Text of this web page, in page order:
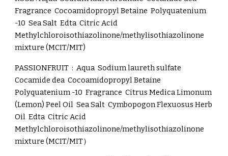
Fragrance Cocoamidopropyl Betaine Polyquatenium
-10 Sea Salt Edta Citric Acid
Methylchloroisothiazolinone/methylisothiazolinone
mixture (MCIT/MIT)
PASSIONFRUIT :Aqua Sodium laureth sulfate
Cocamide dea Cocoamidopropyl Betaine
Polyquatenium -10 Fragrance Citrus Medica Limonum
(Lemon) Peel Oil Sea Salt Cymbopogon Flexuosus Herb
Oil Edta Citric Acid
Methylchloroisothiazolinone/methylisothiazolinone
mixture (MCIT/MIT）